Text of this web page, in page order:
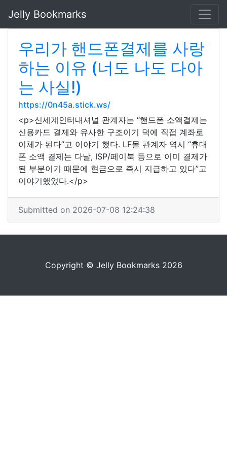
Jelly Bookmarks
우리가 핸드폰결제를 사랑
하는 이유 (너도 나도 다아
는 사실!)
https://0n45a.stick.ws/
<p>신세계인터내셔널 관계자는 “핸드폰 소액결제는
신용카드 결제와 유사한 구조이기 덕에 직접 계좌로
이체가 된다”고 이야기 했다. LF몰 관계자 역시 “휴대
폰 소액 결제는 다날, ISP/페이북 등으로 이미 결제가
된 부분이기 때문에 현금으로 즉시 지급하고 있다”고
이야기했었다.</p>
Submitted on 2026-07-08 12:24:38
Copyright © Jelly Bookmarks 2026